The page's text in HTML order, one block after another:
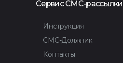
Сервис СМС-рассылки
Инструкция
СМС-Должник
Контакты